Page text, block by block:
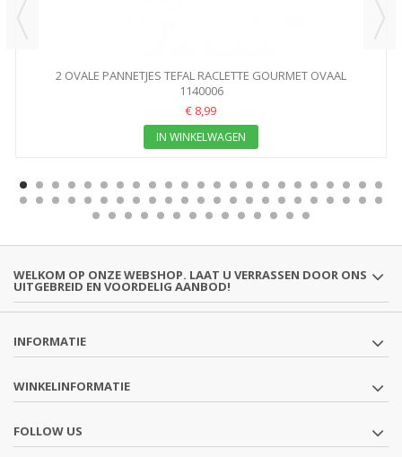
2 OVALE PANNETJES TEFAL RACLETTE GOURMET OVAAL
1140006
€ 8,99
IN WINKELWAGEN
WELKOM OP ONZE WEBSHOP. LAAT U VERRASSEN DOOR ONS
UITGEBREID EN VOORDELIG AANBOD!
INFORMATIE
WINKELINFORMATIE
FOLLOW US